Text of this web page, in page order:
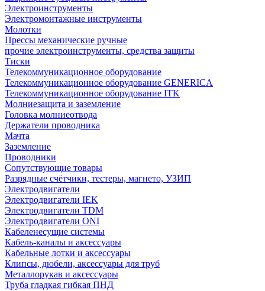
Электроинструменты
Электромонтажные инструменты
Молотки
Прессы механические ручные
прочие электроинструменты, средства защиты
Тиски
Телекоммуникационное оборудование
Телекоммуникационное оборудование GENERICA
Телекоммуникационное оборудование ITK
Молниезащита и заземление
Головка молниеотвода
Держатели проводника
Мачта
Заземление
Проводники
Сопутствующие товары
Разрядные счётчики, тестеры, магнето, УЗИП
Электродвигатели
Электродвигатели IEK
Электродвигатели TDM
Электродвигатели ONI
Кабеленесущие системы
Кабель-каналы и аксессуары
Кабельные лотки и аксессуары
Клипсы, дюбели, аксессуары для труб
Металлорукав и аксессуары
Труба гладкая гибкая ПНД